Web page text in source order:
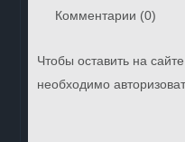
Комментарии (0)
Чтобы оставить на
необходимо